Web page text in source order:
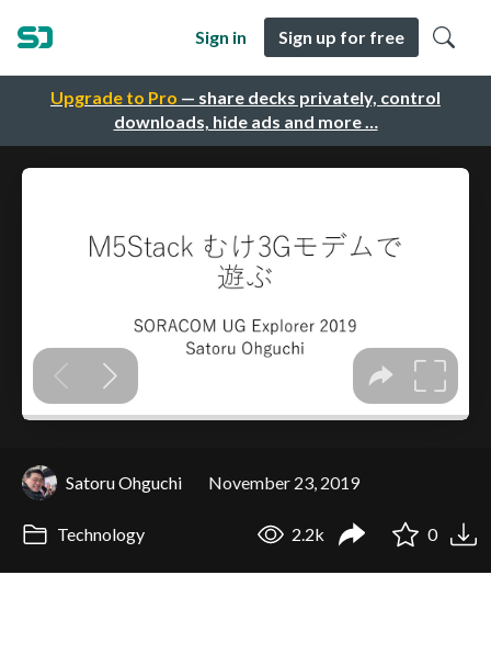
Upgrade to Pro — share decks privately, control
downloads, hide ads and more …
Sign in Sign up for free
Satoru Ohguchi November 23, 2019
Technology 2.2k 0